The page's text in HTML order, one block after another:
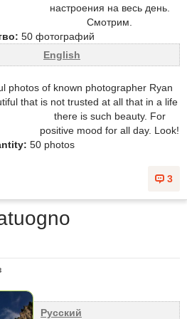
настроения на весь день.
Смотрим.
50 фотографий
English
photos of known photographer Ryan
that is not trusted at all that in a life
there is such beauty. For
positive mood for all day. Look!
50 photos
3
Русский